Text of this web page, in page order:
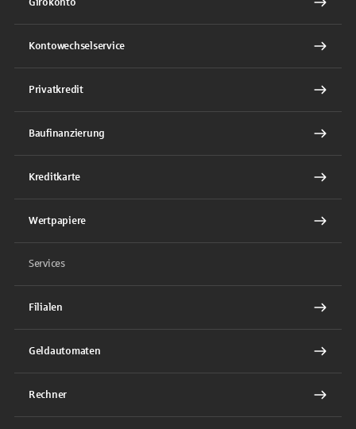
Kontowechselservice
Privatkredit
Baufinanzierung
Kreditkarte
Wertpapiere
Services
Filialen
Geldautomaten
Rechner